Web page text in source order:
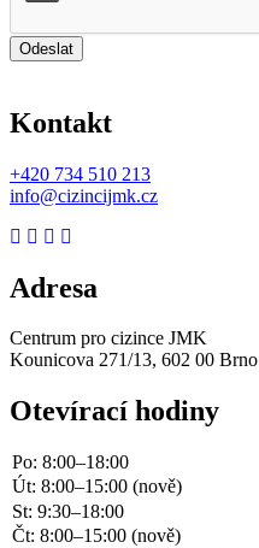
Odeslat
Kontakt
+420 734 510 213
info@cizincijmk.cz
Adresa
Centrum pro cizince JMK
Kounicova 271/13, 602 00 Brno
Otevírací hodiny